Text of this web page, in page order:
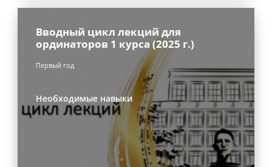
Вводный цикл лекций для
ординаторов 1 курса (2025 г.)
Первый год
Необходимые навыки